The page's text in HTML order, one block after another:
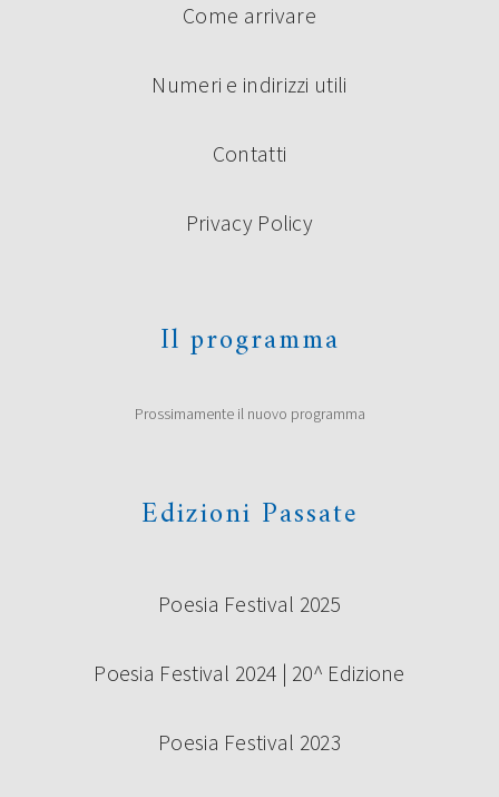
Come arrivare
Numeri e indirizzi utili
Contatti
Privacy Policy
Il programma
Prossimamente il nuovo programma
Edizioni Passate
Poesia Festival 2025
Poesia Festival 2024 | 20^ Edizione
Poesia Festival 2023